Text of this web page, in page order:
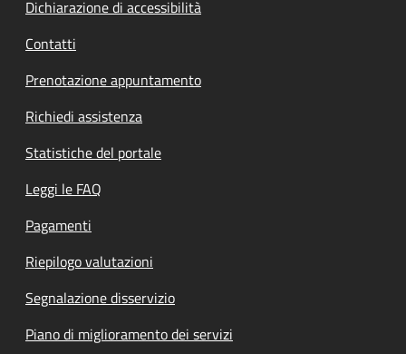
Dichiarazione di accessibilità
Contatti
Prenotazione appuntamento
Richiedi assistenza
Statistiche del portale
Leggi le FAQ
Pagamenti
Riepilogo valutazioni
Segnalazione disservizio
Piano di miglioramento dei servizi